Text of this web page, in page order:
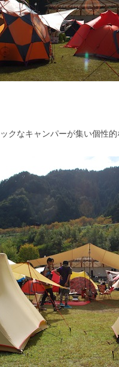
クなキャンパーが集い個性